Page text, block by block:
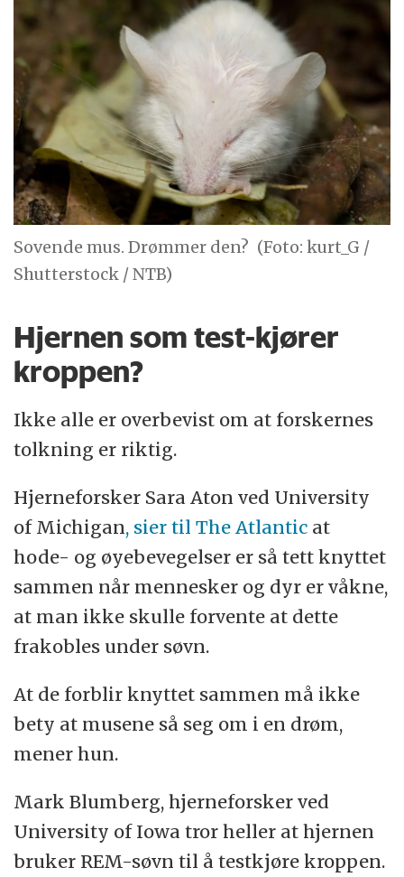
Sovende mus. Drømmer den? (Foto: kurt_G /
Shutterstock / NTB)
Hjernen som test-kjører
kroppen?
Ikke alle er overbevist om at forskernes
tolkning er riktig.
Hjerneforsker Sara Aton ved University
of Michigan, sier til The Atlantic at
hode- og øyebevegelser er så tett knyttet
sammen når mennesker og dyr er våkne,
at man ikke skulle forvente at dette
frakobles under søvn.
At de forblir knyttet sammen må ikke
bety at musene så seg om i en drøm,
mener hun.
Mark Blumberg, hjerneforsker ved
University of Iowa tror heller at hjernen
bruker REM-søvn til å testkjøre kroppen.